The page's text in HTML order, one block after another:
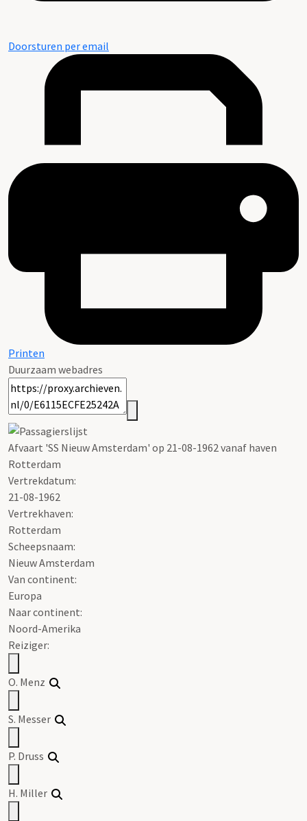
Doorsturen per email
Printen
Duurzaam webadres
Afvaart 'SS Nieuw Amsterdam' op 21-08-1962 vanaf haven
Rotterdam
Vertrekdatum:
21-08-1962
Vertrekhaven:
Rotterdam
Scheepsnaam:
Nieuw Amsterdam
Van continent:
Europa
Naar continent:
Noord-Amerika
Reiziger:
O. Menz
S. Messer
P. Druss
H. Miller